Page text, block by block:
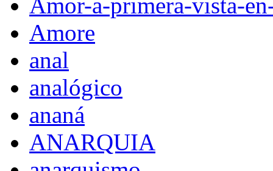
Amor-a-primera-vista-
Amore
anal
analógico
ananá
ANARQUIA